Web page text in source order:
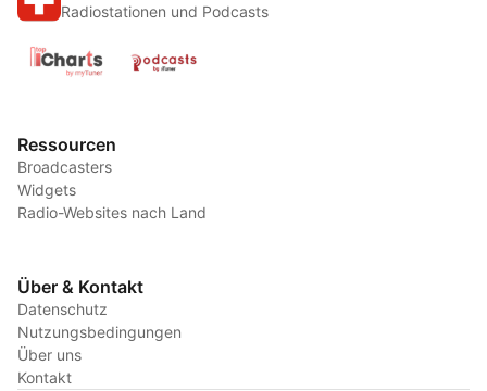
Radiostationen und Podcasts
Ressourcen
Broadcasters
Widgets
Radio-Websites nach Land
Über & Kontakt
Datenschutz
Nutzungsbedingungen
Über uns
Kontakt